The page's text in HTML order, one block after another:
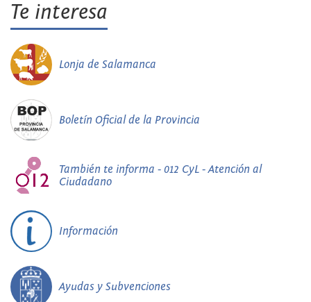
Te interesa
Lonja de Salamanca
Boletín Oficial de la Provincia
También te informa - 012 CyL - Atención al
Ciudadano
Información
Ayudas y Subvenciones